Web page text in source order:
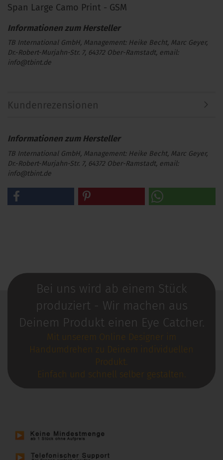
Span Large Camo Print - GSM
TB International GmbH, Management: Heike Becht, Marc Geyer,
Dr.-Robert-Murjahn-Str. 7, 64372 Ober-Ramstadt, email:
info@tbint.de
Kundenrezensionen
TB International GmbH, Management: Heike Becht, Marc Geyer,
Dr.-Robert-Murjahn-Str. 7, 64372 Ober-Ramstadt, email:
info@tbint.de
Bei uns wird ab einem Stück
produziert - Wir machen aus
Deinem Produkt einen Eye Catcher.
Mit unserem Online Designer im
Handumdrehen zu Deinem individuellen
Produkt.
Einfach und schnell selber gestalten.